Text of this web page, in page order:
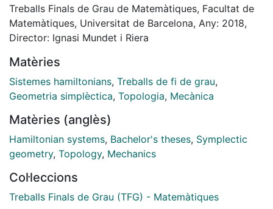
completely integrable systems. The final goal of this
project is to give a new approach to this fundamental
result; thus the theory presented is appropriately
During the work previous to the final composition,
several sources about both the main and many
neighboring topics had to be studied. The tools given
of gigantic problems such as the restricted
three body problem, perturbation theory, and infinite
dimensional integrable systems.
Treballs Finals de Grau de Matemàtiques, Facultat de
Matemàtiques, Universitat de Barcelona, Any: 2018,
Director: Ignasi Mundet i Riera
Matèries
Sistemes hamiltonians, Treballs de fi de grau,
Geometria simplèctica, Topologia, Mecànica
Matèries (anglès)
Hamiltonian systems, Bachelor's theses, Symplectic
geometry, Topology, Mechanics
Col·leccions
Treballs Finals de Grau (TFG) - Matemàtiques